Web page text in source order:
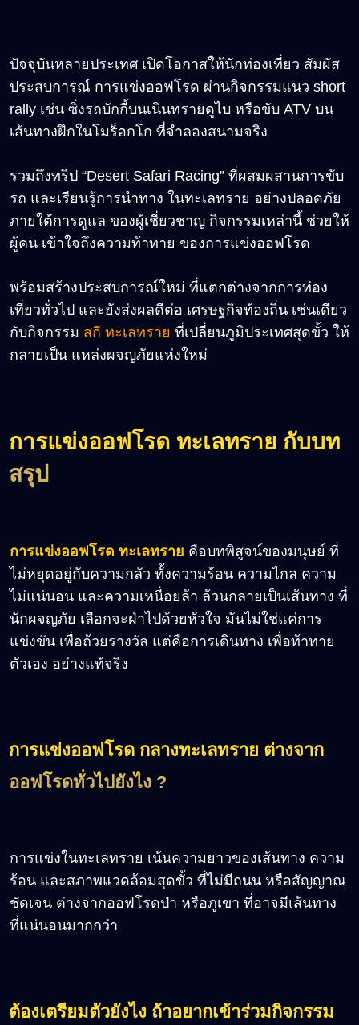
ปัจจุบันหลายประเทศ เปิดโอกาสให้นักท่องเที่ยว สัมผัส
ประสบการณ์ การแข่งออฟโรด ผ่านกิจกรรมแนว short
rally เช่น ซิ่งรถบักกี้บนเนินทรายดูไบ หรือขับ ATV บน
เส้นทางฝึกในโมร็อกโก ที่จำลองสนามจริง
รวมถึงทริป “Desert Safari Racing” ที่ผสมผสานการขับ
รถ และเรียนรู้การนำทาง ในทะเลทราย อย่างปลอดภัย
ภายใต้การดูแล ของผู้เชี่ยวชาญ กิจกรรมเหล่านี้ ช่วยให้
ผู้คน เข้าใจถึงความท้าทาย ของการแข่งออฟโรด
พร้อมสร้างประสบการณ์ใหม่ ที่แตกต่างจากการท่อง
เที่ยวทั่วไป และยังส่งผลดีต่อ เศรษฐกิจท้องถิ่น เช่นเดียว
กับกิจกรรม สกี ทะเลทราย ที่เปลี่ยนภูมิประเทศสุดขั้ว ให้
กลายเป็น แหล่งผจญภัยแห่งใหม่
การแข่งออฟโรด ทะเลทราย กับบท
สรุป
การแข่งออฟโรด ทะเลทราย คือบทพิสูจน์ของมนุษย์ ที่
ไม่หยุดอยู่กับความกลัว ทั้งความร้อน ความไกล ความ
ไม่แน่นอน และความเหนื่อยล้า ล้วนกลายเป็นเส้นทาง ที่
นักผจญภัย เลือกจะฝ่าไปด้วยหัวใจ มันไม่ใช่แค่การ
แข่งขัน เพื่อถ้วยรางวัล แต่คือการเดินทาง เพื่อท้าทาย
ตัวเอง อย่างแท้จริง
การแข่งออฟโรด กลางทะเลทราย ต่างจาก
ออฟโรดทั่วไปยังไง ?
การแข่งในทะเลทราย เน้นความยาวของเส้นทาง ความ
ร้อน และสภาพแวดล้อมสุดขั้ว ที่ไม่มีถนน หรือสัญญาณ
ชัดเจน ต่างจากออฟโรดป่า หรือภูเขา ที่อาจมีเส้นทาง
ที่แน่นอนมากกว่า
ต้องเตรียมตัวยังไง ถ้าอยากเข้าร่วมกิจกรรม